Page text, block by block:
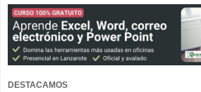
DESTACAMOS